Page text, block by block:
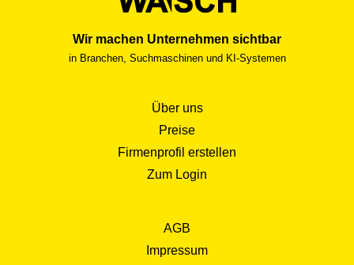
Wir machen Unternehmen sichtbar
in Branchen, Suchmaschinen und KI-Systemen
Über uns
Preise
Firmenprofil erstellen
Zum Login
AGB
Impressum